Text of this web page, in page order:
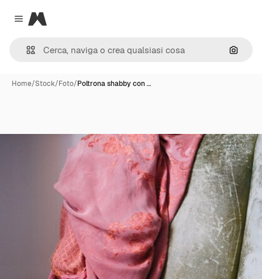
Close menu
Magnific
Cerca
Home/Stock/Foto/Poltrona shabby con …